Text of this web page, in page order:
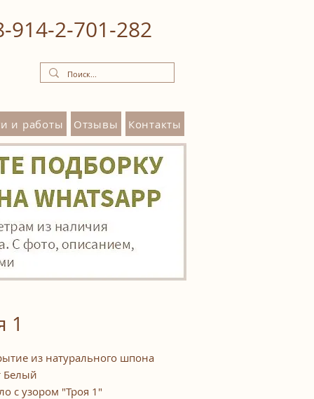
и работы Отзывы Контакты
1
из натурального шпона
Белый
с узором "Троя 1"